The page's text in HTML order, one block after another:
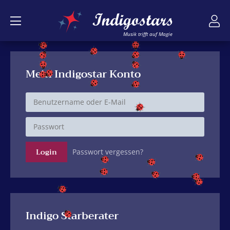
Musik trifft auf Magie
Mein Indigostar Konto
Passwort vergessen?
Indigo Starberater